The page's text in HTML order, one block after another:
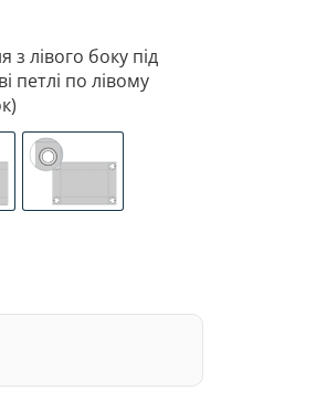
з лівого боку під
петлі по лівому